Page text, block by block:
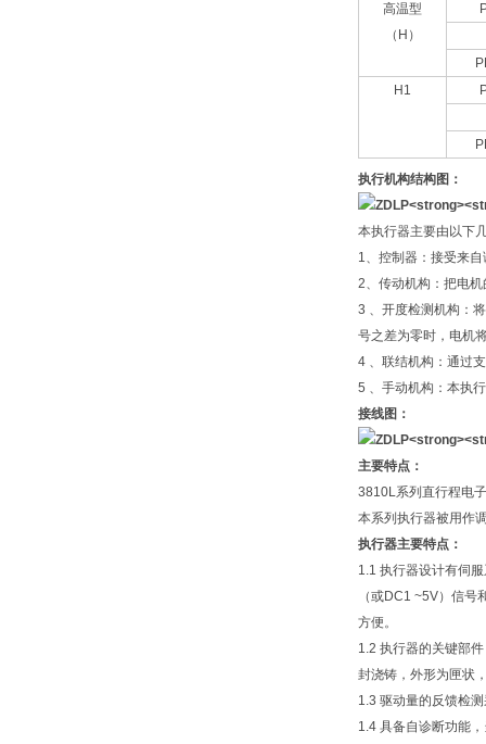
高温型
（H）
H1
执行机构结构图：
本执行器主要由以下
1、控制器：接受来
2、传动机构：把电
3 、开度检测机构：
号之差为零时，电机
4 、联结机构：通过
5 、手动机构：本执
接线图：
主要特点：
3810L系列直行程电
本系列执行器被用作
执行器主要特点：
1.1 执行器设计有伺
（或DC1 ~5V）信
方便。
1.2 执行器的关键部
封浇铸，外形为匣状
1.3 驱动量的反馈检
1.4 具备自诊断功能